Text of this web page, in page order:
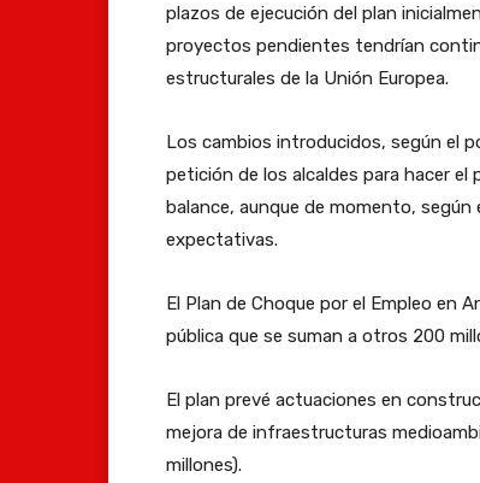
plazos de ejecución del plan
proyectos pendientes tendrían
estructurales de la Unión Europea.
Los cambios introducidos, según el
petición de los alcaldes para hacer el
balance, aunque de momento,
expectativas.
El Plan de Choque por el Empleo en
pública que se suman a otros 200
El plan prevé actuaciones en
mejora de infraestructuras
millones).